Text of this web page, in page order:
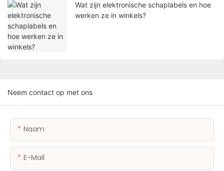
Wat zijn elektronische schaplabels en hoe
werken ze in winkels?
Neem contact op met ons
Naam
E-Mail